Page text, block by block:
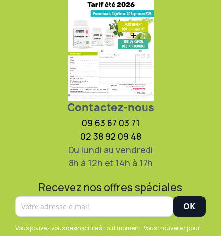
Contactez-nous
09 63 67 03 71
02 38 92 09 48
Du lundi au vendredi
8h à 12h et 14h à 17h
Recevez nos offres spéciales
Vous pouvez vous désinscrire à tout moment. Vous trouverez pour